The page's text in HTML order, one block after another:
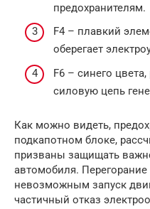
предохранителям.
F4 – плавкий
оберегает
F6 – синего
силовую цепь
Как можно видеть,
подкапотном блоке,
призваны защищать
автомобиля.
невозможным запуск
частичный отказ